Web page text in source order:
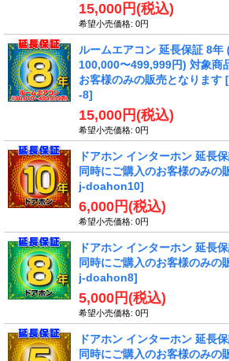
15,000円 (税込)
希望小売価格: 0円
ルームエアコン 延長保証 8年
100,000〜499,999円) 対象商
お客様のみの販売となります
-8]
15,000円 (税込)
希望小売価格: 0円
ドアホン インターホン 延長
同時にご購入のお客様のみの
j-doahon10]
6,000円 (税込)
希望小売価格: 0円
ドアホン インターホン 延長
同時にご購入のお客様のみの
j-doahon8]
5,000円 (税込)
希望小売価格: 0円
ドアホン インターホン 延長
同時にご購入のお客様のみの